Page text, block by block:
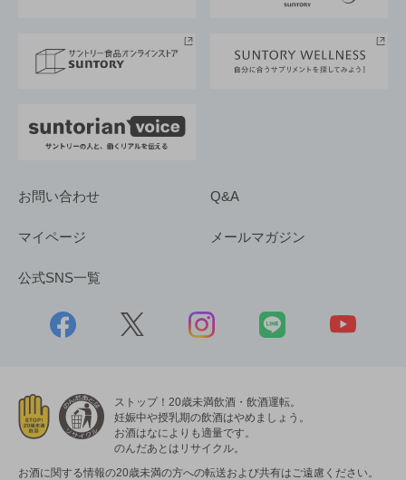
採用情報
お問い合わせ Q&A
マイページ メールマガジン
公式SNS一覧
ストップ！20歳未満飲酒・飲酒運転。
妊娠中や授乳期の飲酒はやめましょう。
お酒はなによりも適量です。
のんだあとはリサイクル。
お酒に関する情報の20歳未満の方への転送および共有はご遠慮ください。